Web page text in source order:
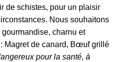
de schistes, pour un plaisir
Nous souhaitons
charnu et
: Magret de canard, Bœuf grillé
pour la santé, à